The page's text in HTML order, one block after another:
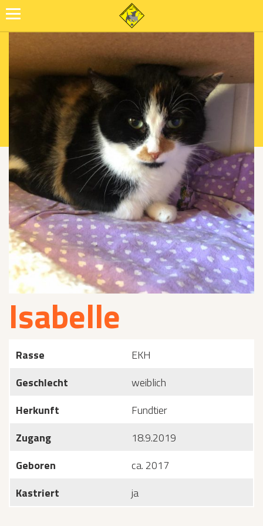
Isabelle
Rasse
EKH
Geschlecht
weiblich
Herkunft
Fundtier
Zugang
18.9.2019
Geboren
ca. 2017
Kastriert
ja